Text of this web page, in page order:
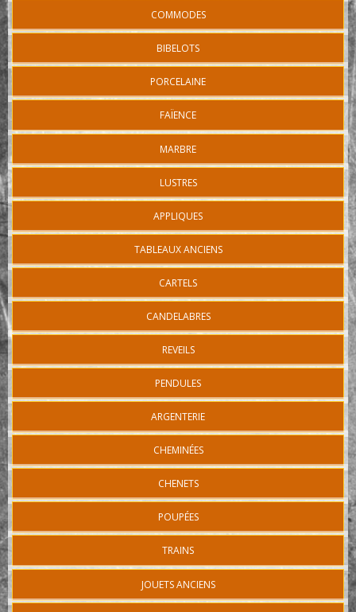
COMMODES
BIBELOTS
PORCELAINE
FAÏENCE
MARBRE
LUSTRES
APPLIQUES
TABLEAUX ANCIENS
CARTELS
CANDELABRES
REVEILS
PENDULES
ARGENTERIE
CHEMINÉES
CHENETS
POUPÉES
TRAINS
JOUETS ANCIENS